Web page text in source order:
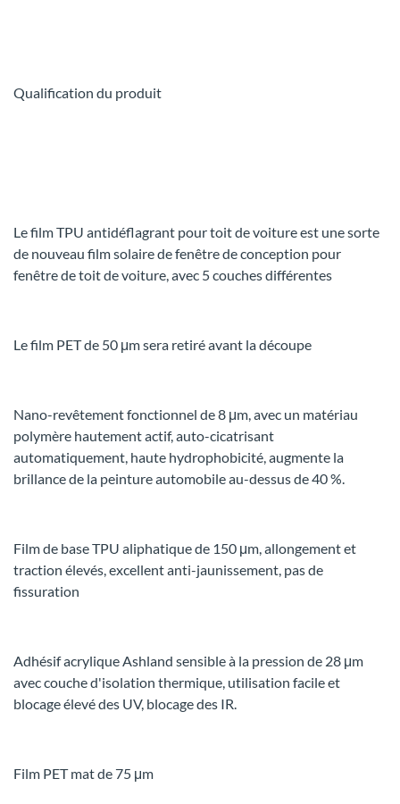
Qualification du produit
Le film TPU antidéflagrant pour toit de voiture est une sorte
de nouveau film solaire de fenêtre de conception pour
fenêtre de toit de voiture, avec 5 couches différentes
Le film PET de 50 μm sera retiré avant la découpe
Nano-revêtement fonctionnel de 8 μm, avec un matériau
polymère hautement actif, auto-cicatrisant
automatiquement, haute hydrophobicité, augmente la
brillance de la peinture automobile au-dessus de 40 %.
Film de base TPU aliphatique de 150 μm, allongement et
traction élevés, excellent anti-jaunissement, pas de
fissuration
Adhésif acrylique Ashland sensible à la pression de 28 μm
avec couche d'isolation thermique, utilisation facile et
blocage élevé des UV, blocage des IR.
Film PET mat de 75 μm